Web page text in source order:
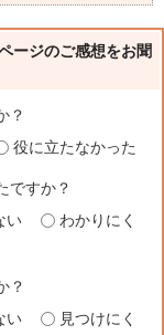
ージのご感想をお聞
？
役に立たなかった
ですか？
い
わかりにく
？
い
見つけにく